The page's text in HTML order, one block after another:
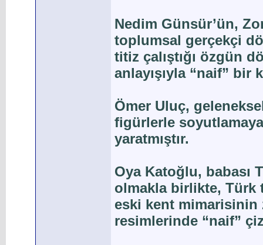
Nedim Günsür’ün,
toplumsal gerçekçi
titiz çalıştığı özgün
anlayışıyla “naif” bir
Ömer Uluç,
figürlerle
yaratmıştır.
Oya Katoğlu, babası
olmakla birlikte, Türk
eski kent
resimlerinde “naif”